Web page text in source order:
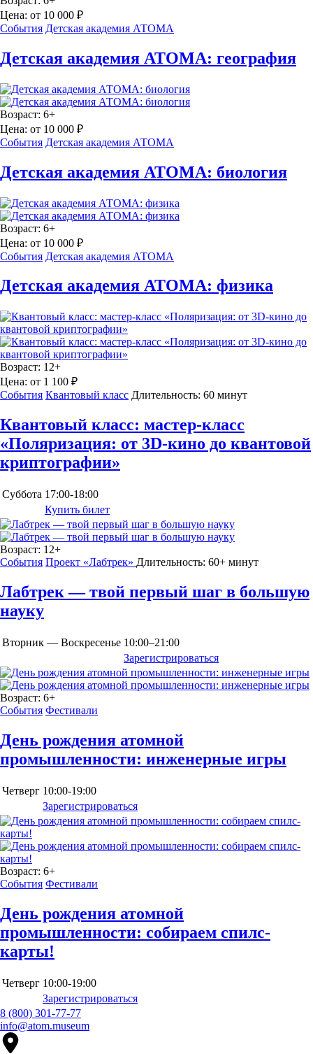
Цена: от 10 000 ₽
События Детская академия АТОМА
Детская академия АТОМА: география
Возраст: 6+
Цена: от 10 000 ₽
События Детская академия АТОМА
Детская академия АТОМА: биология
Возраст: 6+
Цена: от 10 000 ₽
События Детская академия АТОМА
Детская академия АТОМА: физика
Возраст: 12+
Цена: от 1 100 ₽
События Квантовый класс Длительность: 60 минут
Квантовый класс: мастер-класс
«Поляризация: от 3D-кино до квантовой
криптографии»
Суббота 17:00-18:00
Купить билет
Возраст: 12+
События Проект «Лабтрек» Длительность: 60+ минут
Лабтрек — твой первый шаг в большую
науку
Вторник — Воскресенье 10:00–21:00
Зарегистрироваться
Возраст: 6+
События Фестивали
День рождения атомной
промышленности: инженерные игры
Четверг 10:00-19:00
Зарегистрироваться
Возраст: 6+
События Фестивали
День рождения атомной
промышленности: собираем спилс-
карты!
Четверг 10:00-19:00
Зарегистрироваться
8 (800) 301-77-77
info@atom.museum